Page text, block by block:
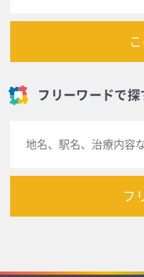
フリーワードで探
フ